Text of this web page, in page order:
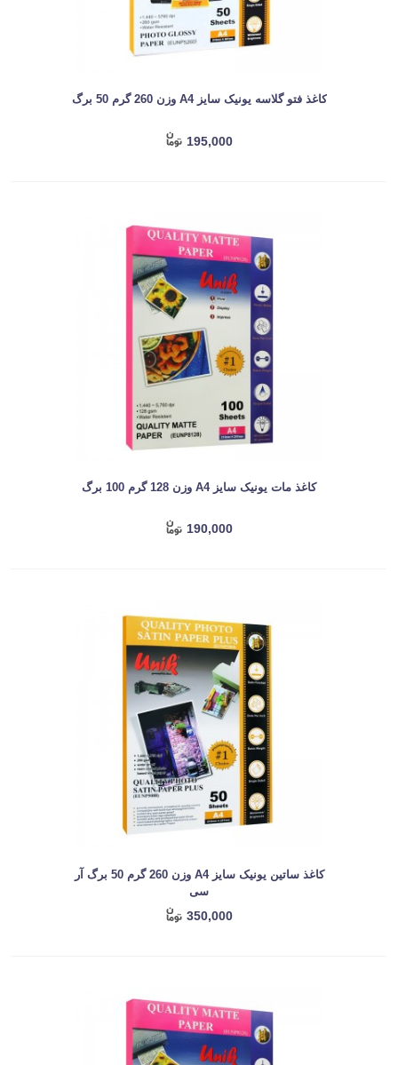
کاغذ فتو گلاسه یونیک سایز A4 وزن 260 گرم 50 برگ
195,000
کاغذ مات یونیک سایز A4 وزن 128 گرم 100 برگ
190,000
کاغذ ساتین یونیک سایز A4 وزن 260 گرم 50 برگ آر
سی
350,000